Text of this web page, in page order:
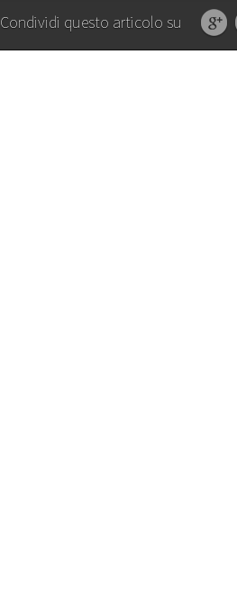
Condividi questo articolo su